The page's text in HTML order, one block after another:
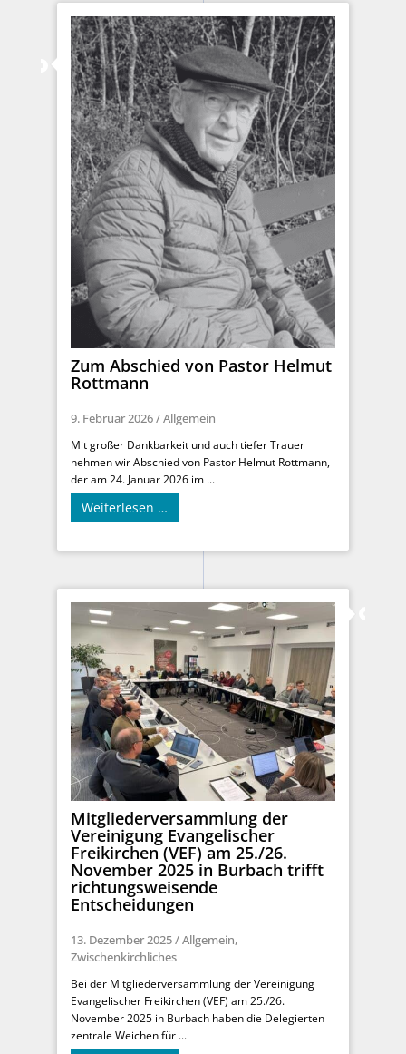
Zum Abschied von Pastor Helmut
Rottmann
9. Februar 2026/Allgemein
Mit großer Dankbarkeit und auch tiefer Trauer
nehmen wir Abschied von Pastor Helmut Rottmann,
der am 24. Januar 2026 im ...
Weiterlesen …
Mitgliederversammlung der
Vereinigung Evangelischer
Freikirchen (VEF) am 25./26.
November 2025 in Burbach trifft
richtungsweisende
Entscheidungen
13. Dezember 2025/Allgemein,
Zwischenkirchliches
Bei der Mitgliederversammlung der Vereinigung
Evangelischer Freikirchen (VEF) am 25./26.
November 2025 in Burbach haben die Delegierten
zentrale Weichen für ...